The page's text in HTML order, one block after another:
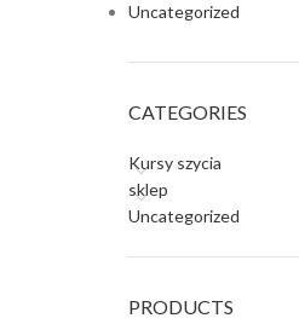
Uncategorized
CATEGORIES
Kursy szycia
sklep
Uncategorized
PRODUCTS